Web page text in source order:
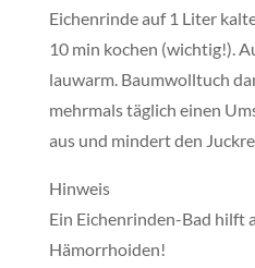
Eichenrinde auf 1 Liter
10 min kochen (wichtig!).
lauwarm. Baumwolltuch
mehrmals täglich einen
aus und mindert den
Hinweis
Ein Eichenrinden-Bad hilft
Hämorrhoiden!